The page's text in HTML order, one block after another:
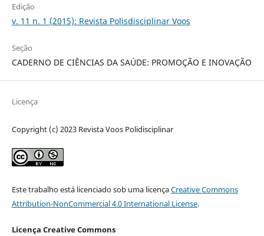
Edição
v. 11 n. 1 (2015): Revista Polisdisciplinar Voos
Seção
CADERNO DE CIÊNCIAS DA SAÚDE: PROMOÇÃO E INOVAÇÃO
Licença
Copyright (c) 2023 Revista Voos Polidisciplinar
Este trabalho está licenciado sob uma licençaCreative Commons
Attribution-NonCommercial 4.0 International License.
Licença Creative Commons